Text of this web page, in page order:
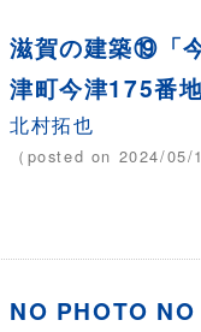
滋賀の建築⑲「
津町今津175番
北村拓也
（posted on 2024/05/
NO PHOTO